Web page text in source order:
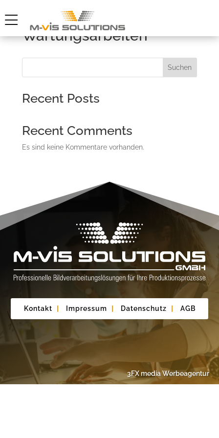
Wartungsarbeiten
Suchen
Recent Posts
Recent Comments
Es sind keine Kommentare vorhanden.
Kontakt Impressum Datenschutz AGB
3FX media Werbeagentur